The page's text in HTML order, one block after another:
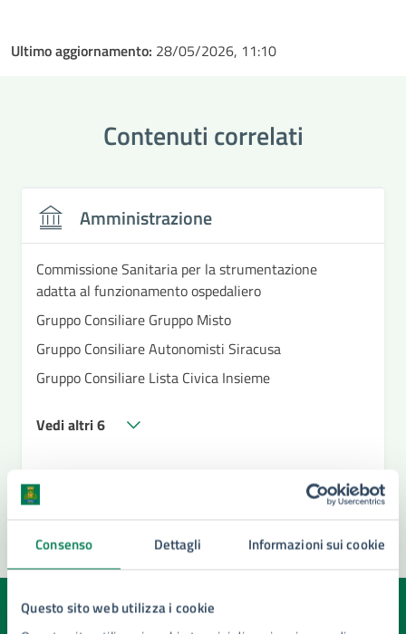
Consenso Dettagli Informazioni sui cookie
Questo sito web utilizza i cookie
Ultimo aggiornamento: 28/05/2026, 11:10
Contenuti correlati
Amministrazione
Commissione Sanitaria per la strumentazione
adatta al funzionamento ospedaliero
Gruppo Consiliare Gruppo Misto
Gruppo Consiliare Autonomisti Siracusa
Gruppo Consiliare Lista Civica Insieme
Vedi altri 6
Quanto sono chiare le informazioni su questa